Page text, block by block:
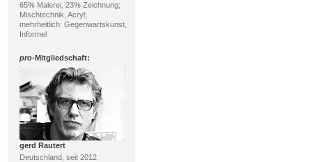
65% Malerei, 23% Zeichnung;
Mischtechnik, Acryl;
mehrheitlich: Gegenwartskunst,
Informel
pro-Mitgliedschaft:
gerd Rautert
Deutschland, seit 2012